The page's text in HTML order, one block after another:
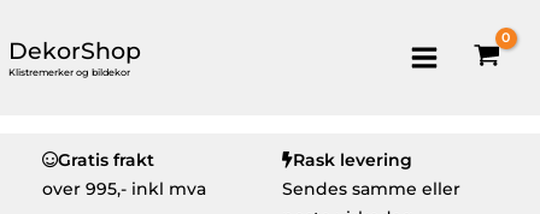
DekorShop
Klistremerker og bildekor
Gratis frakt
over 995,- inkl mva
Rask levering
Sendes samme eller